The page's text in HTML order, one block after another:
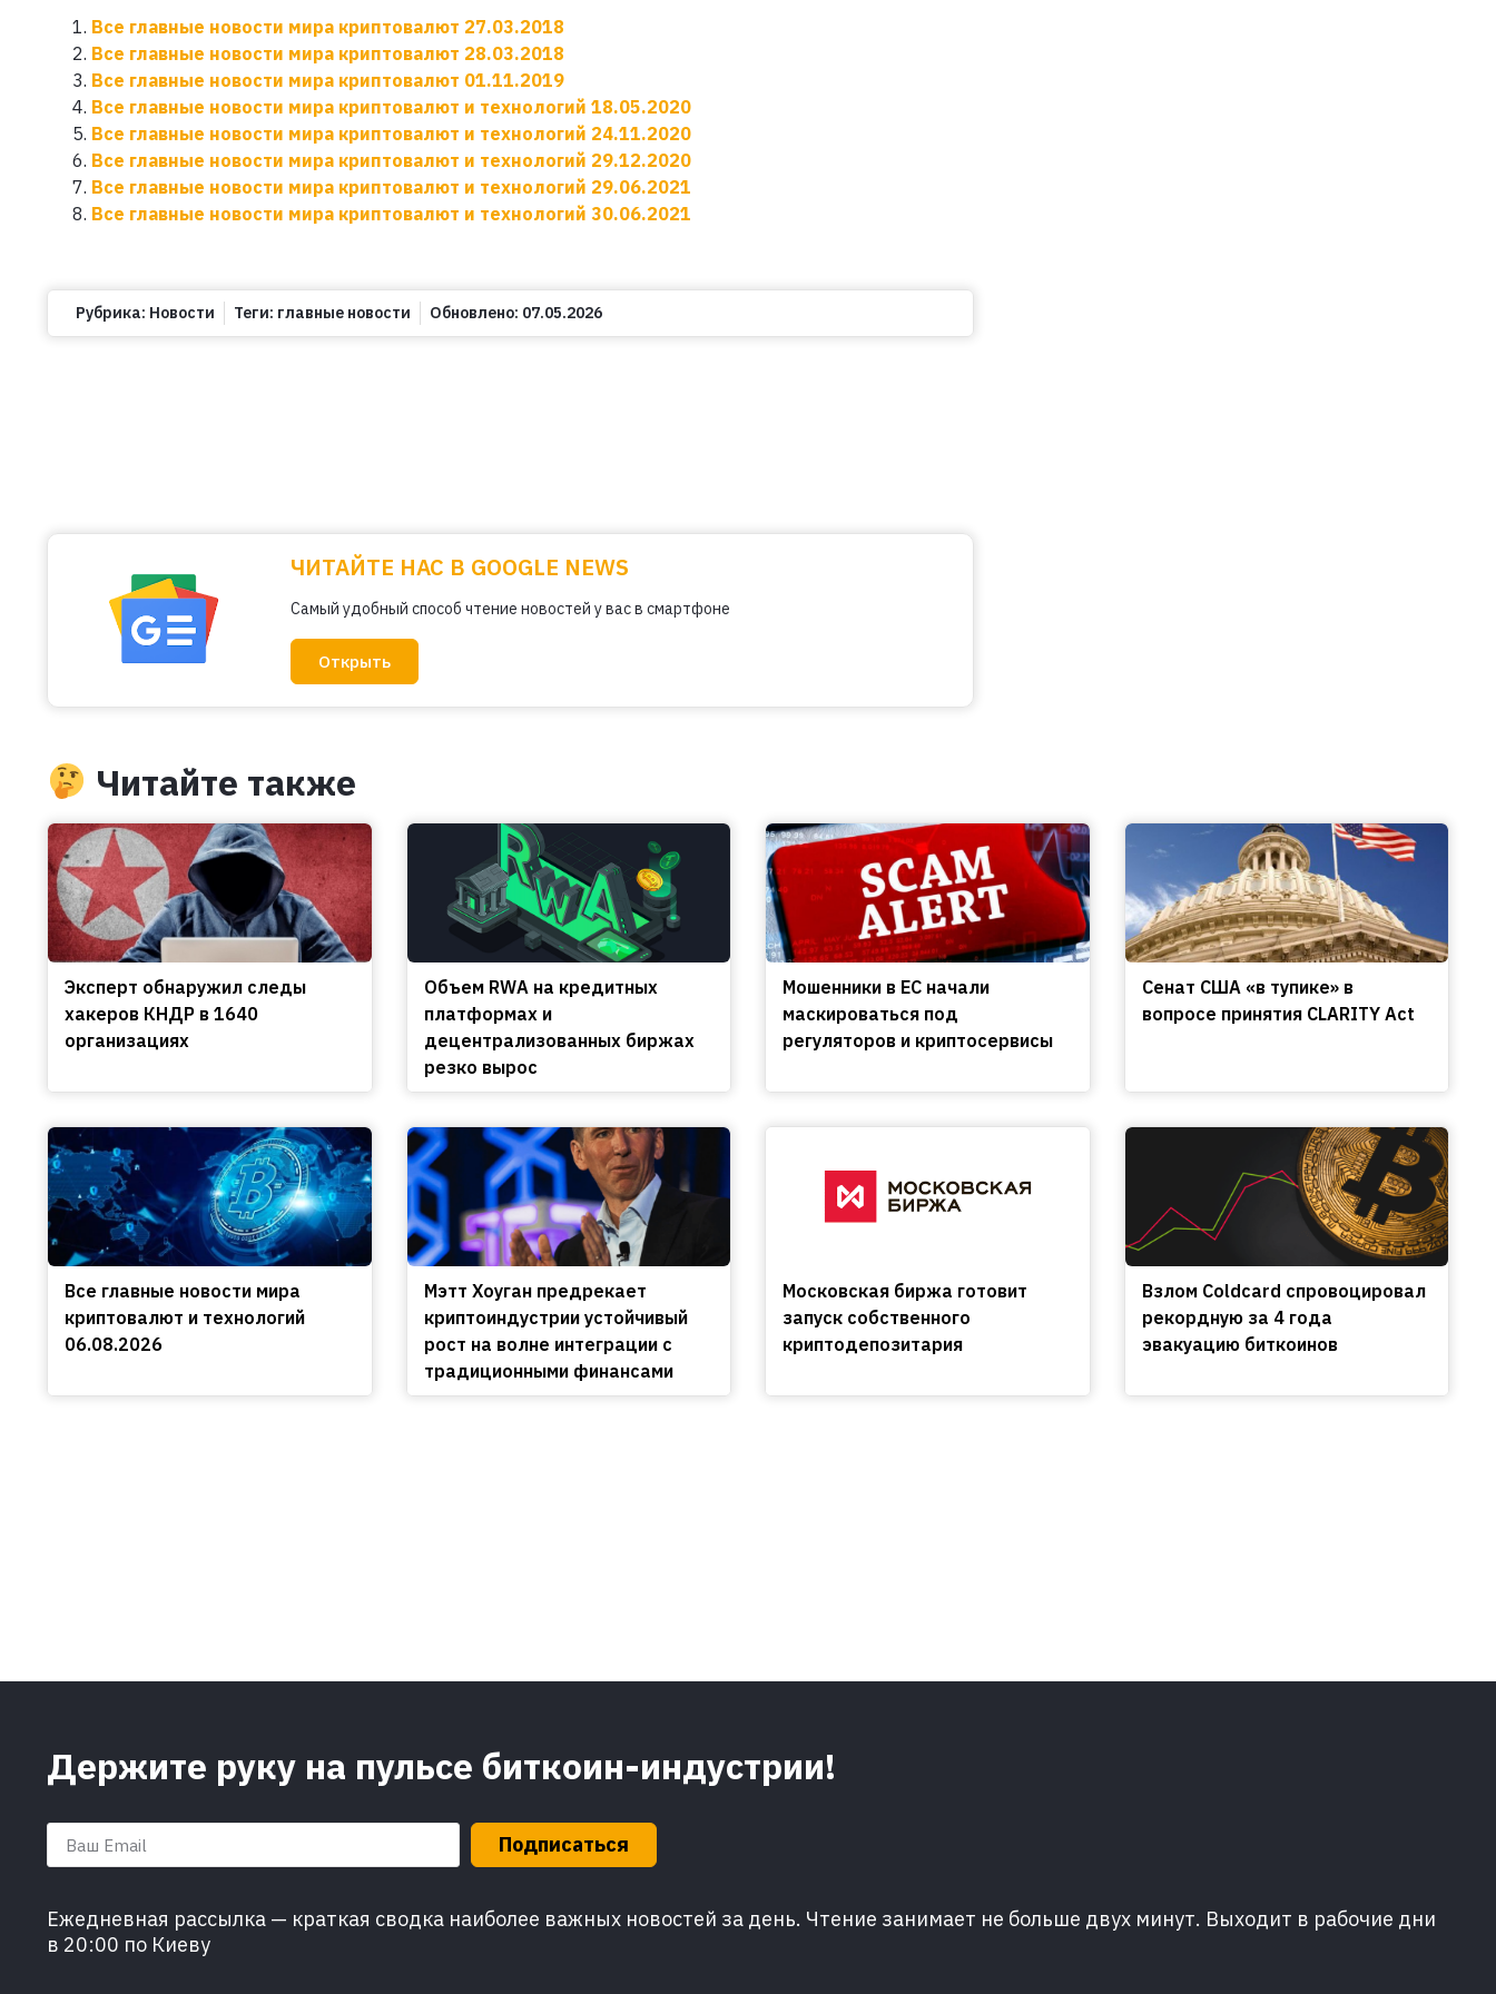
Все главные новости мира криптовалют 27.03.2018
Все главные новости мира криптовалют 28.03.2018
Все главные новости мира криптовалют 01.11.2019
Все главные новости мира криптовалют и технологий 18.05.2020
Все главные новости мира криптовалют и технологий 24.11.2020
Все главные новости мира криптовалют и технологий 29.12.2020
Все главные новости мира криптовалют и технологий 29.06.2021
Все главные новости мира криптовалют и технологий 30.06.2021
Рубрика: Новости Теги: главные новости Обновлено: 07.05.2026
ЧИТАЙТЕ НАС В GOOGLE NEWS
Самый удобный способ чтение новостей у вас в смартфоне
Открыть
Читайте также
Эксперт обнаружил следы
хакеров КНДР в 1640
организациях
Объем RWA на кредитных
платформах и
децентрализованных биржах
резко вырос
Мошенники в ЕС начали
маскироваться под
регуляторов и криптосервисы
Сенат США «в тупике» в
вопросе принятия CLARITY Act
Все главные новости мира
криптовалют и технологий
06.08.2026
Мэтт Хоуган предрекает
криптоиндустрии устойчивый
рост на волне интеграции с
традиционными финансами
Московская биржа готовит
запуск собственного
криптодепозитария
Взлом Coldcard спровоцировал
рекордную за 4 года
эвакуацию биткоинов
Держите руку на пульсе биткоин-индустрии!
Подписаться
Ежедневная рассылка — краткая сводка наиболее важных новостей за день. Чтение занимает не больше двух минут. Выходит в рабочие дни
в 20:00 по Киеву